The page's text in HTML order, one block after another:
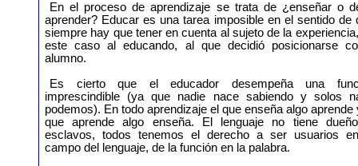
En el proceso de aprendizaje se trata de ¿enseñar o
aprender? Educar es una tarea imposible en el sentido de
siempre hay que tener en cuenta al sujeto de la
este caso al educando, al que decidió posicionarse
alumno.
Es cierto que el educador desempeña una
imprescindible (ya que nadie nace sabiendo y solos
podemos). En todo aprendizaje el que enseña algo aprende
que aprende algo enseña. El lenguaje no tiene
esclavos, todos tenemos el derecho a ser usuarios
campo del lenguaje, de la función en la palabra.